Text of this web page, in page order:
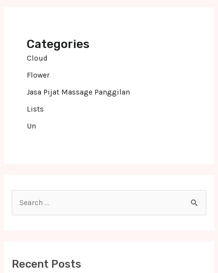
Categories
Cloud
Flower
Jasa Pijat Massage Panggilan
Lists
Un
Recent Posts